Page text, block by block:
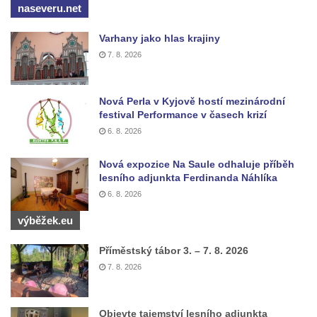
Pomník Vojtěcha Adalberta Lanny v parku
Na Sadech v Českých Budějovicích
Pomník Přemysla Otakara II. v parku Na
Sadech v Českých Budějovicích
Socha Mateřství v parku Na Sadech v
Českých Budějovicích
Památník Otokara Mokrého v parku Na
Sadech v Českých Budějovicích
Poslední dochovaný tramvajový sloup na
Pražské třídě v Českých Budějovicích
Socha Civilizovaní na Husově třídě v
Socha svatého Jana Nepomuckého Na
Sadech u Mlýnské stoky v Českých
Budějovicích
naseveru.net
Varhany jako hlas krajiny
7. 8. 2026
Nová Perla v Kyjově hostí mezinárodní
festival Performance v časech krizí
6. 8. 2026
Nová expozice Na Saule odhaluje příběh
lesního adjunkta Ferdinanda Náhlíka
6. 8. 2026
výběžek.eu
Příměstský tábor 3. – 7. 8. 2026
7. 8. 2026
Objevte tajemství lesního adjunkta